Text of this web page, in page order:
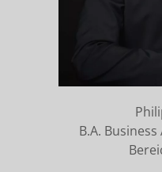
B.A.